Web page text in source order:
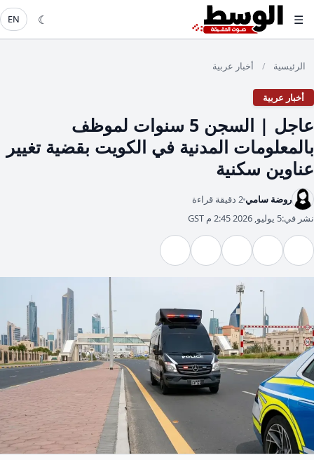
☰
☾
EN
الرئيسية / أخبار عربية
أخبار عربية
عاجل | السجن 5 سنوات لموظف
بالمعلومات المدنية في الكويت بقضية تغيير
عناوين سكنية
روضة سامي2 دقيقة قراءة
نشر في:5 يوليو, 2026 2:45 م GST